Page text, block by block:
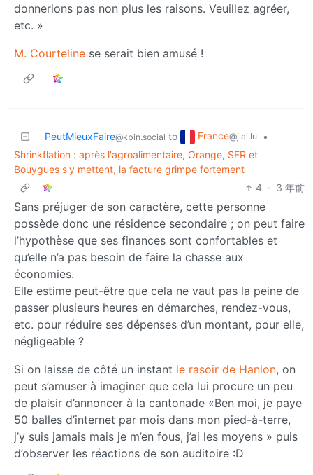
donnerions pas non plus les raisons. Veuillez agréer,
etc. »
M. Courteline se serait bien amusé !
PeutMieuxFaire@kbin.social to France@jlai.lu
•
Shrinkflation : après l'agroalimentaire, Orange, SFR et
Bouygues s'y mettent, la facture grimpe fortement
4 · 3 年前
Sans préjuger de son caractère, cette personne
possède donc une résidence secondaire ; on peut faire
l’hypothèse que ses finances sont confortables et
qu’elle n’a pas besoin de faire la chasse aux
économies.
Elle estime peut-être que cela ne vaut pas la peine de
passer plusieurs heures en démarches, rendez-vous,
etc. pour réduire ses dépenses d’un montant, pour elle,
négligeable ?
Si on laisse de côté un instant le rasoir de Hanlon, on
peut s’amuser à imaginer que cela lui procure un peu
de plaisir d’annoncer à la cantonade «Ben moi, je paye
50 balles d’internet par mois dans mon pied-à-terre,
j’y suis jamais mais je m’en fous, j’ai les moyens » puis
d’observer les réactions de son auditoire :D